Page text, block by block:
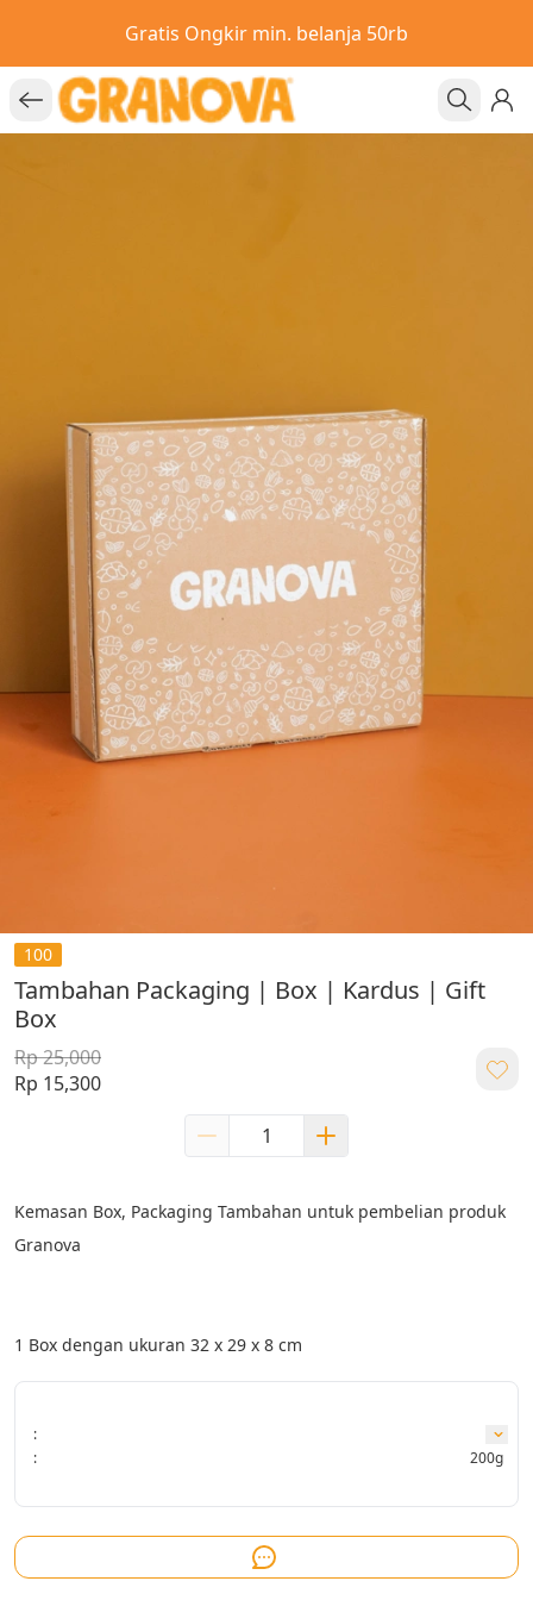
Gratis Ongkir min. belanja 50rb
100
Tambahan Packaging | Box | Kardus | Gift
Box
Rp 25,000
Rp 15,300
Kemasan Box, Packaging Tambahan untuk pembelian produk
Granova
1 Box dengan ukuran 32 x 29 x 8 cm
:
:
200g